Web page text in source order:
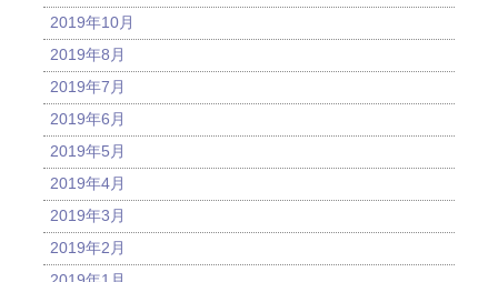
2019年10月
2019年8月
2019年7月
2019年6月
2019年5月
2019年4月
2019年3月
2019年2月